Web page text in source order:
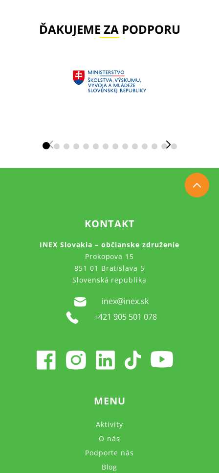
ĎAKUJEME ZA PODPORU
KONTAKT
INEX Slovakia – občianske združenie
Prokopova 15
851 01 Bratislava 5
Slovenská republika
inex@inex.sk
+421 905 501 078
MENU
Aktivity
O nás
Podporte nás
Blog